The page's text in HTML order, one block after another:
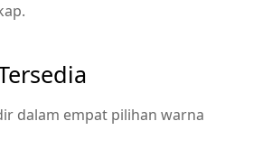
dalam empat pilihan warna